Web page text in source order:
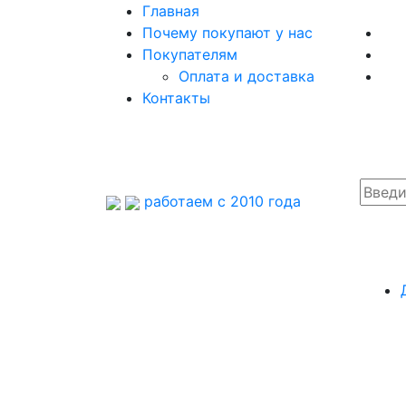
Главная
Почему покупают у нас
Покупателям
Оплата и доставка
Контакты
работаем с 2010 года